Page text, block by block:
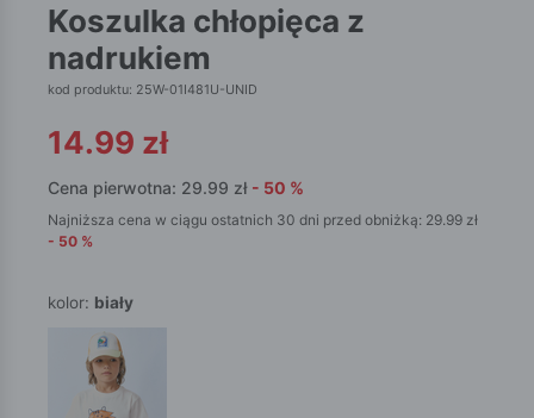
koszulka chłopięca z
nadrukiem
kod produktu: 25W-01I481U-UNID
14.99 zł
Cena pierwotna: 29.99 zł - 50 %
Najniższa cena w ciągu ostatnich 30 dni przed obniżką: 29.99 zł
- 50 %
kolor: biały